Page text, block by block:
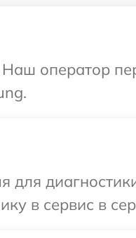
оператор
в сервис в